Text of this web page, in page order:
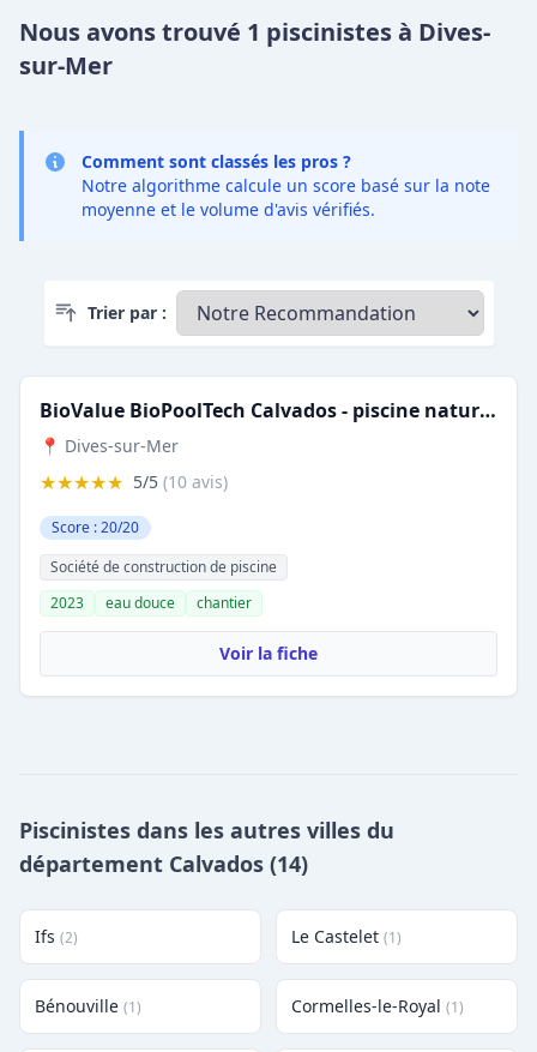
Nous avons trouvé 1 piscinistes à Dives-
sur-Mer
Comment sont classés les pros ?
Notre algorithme calcule un score basé sur la note
moyenne et le volume d'avis vérifiés.
Trier par :
BioValue BioPoolTech Calvados - piscine naturelle en bois immergé et filtration biologique connectée
📍 Dives-sur-Mer
★★★★★ 5/5 (10 avis)
Score : 20/20
Société de construction de piscine
2023
eau douce chantier
Voir la fiche
Piscinistes dans les autres villes du
département Calvados (14)
Ifs (2) Le Castelet (1)
Bénouville (1) Cormelles-le-Royal (1)